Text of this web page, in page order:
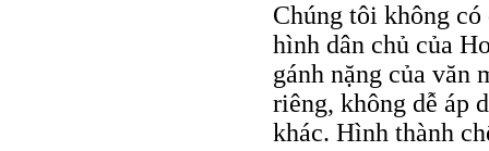
Chúng tôi không
hình dân chủ của
gánh nặng của văn
riêng, không dễ áp
khác. Hình thành